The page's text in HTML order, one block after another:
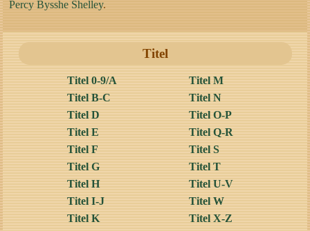
Percy Bysshe Shelley.
Titel
Titel 0-9/A
Titel B-C
Titel D
Titel E
Titel F
Titel G
Titel H
Titel I-J
Titel K
Titel M
Titel N
Titel O-P
Titel Q-R
Titel S
Titel T
Titel U-V
Titel W
Titel X-Z